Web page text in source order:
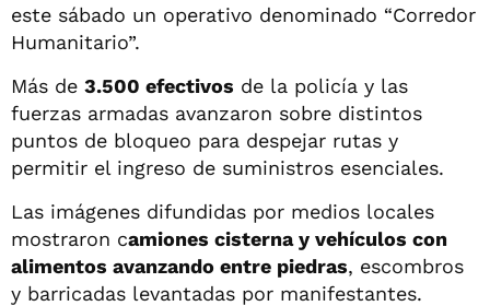
este sábado un operativo denominado “Corredor
Humanitario”.
Más de 3.500 efectivos de la policía y las
fuerzas armadas avanzaron sobre distintos
puntos de bloqueo para despejar rutas y
permitir el ingreso de suministros esenciales.
Las imágenes difundidas por medios locales
mostraron camiones cisterna y vehículos con
alimentos avanzando entre piedras, escombros
y barricadas levantadas por manifestantes.